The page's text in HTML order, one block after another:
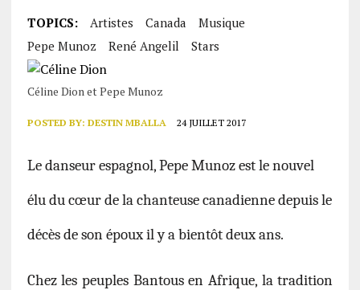
TOPICS: Artistes Canada
Musique
Pepe Munoz
René Angelil Stars
Céline Dion et Pepe Munoz
POSTED BY: DESTIN MBALLA 24 JUILLET 2017
Le danseur espagnol, Pepe Munoz est le nouvel
élu du cœur de la chanteuse canadienne depuis le
décès de son époux il y a bientôt deux ans.
Chez les peuples Bantous en Afrique, la tradition